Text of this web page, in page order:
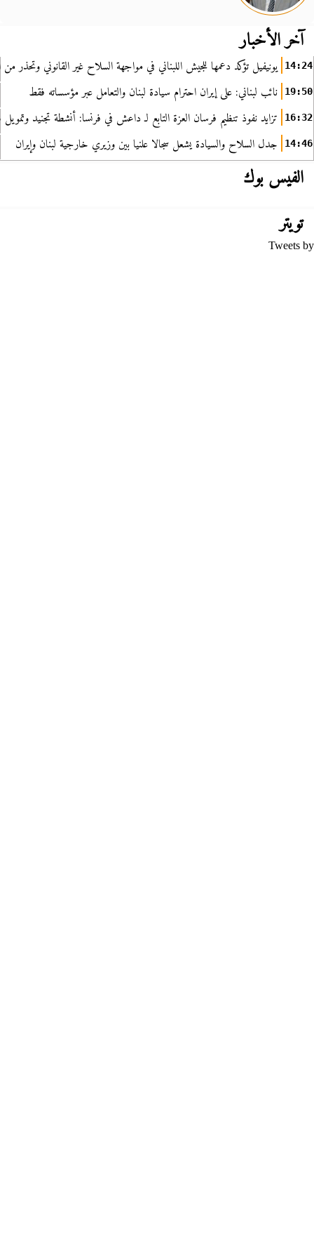
آخر الأخبار
14:24 يونيفيل تؤكد دعمها للجيش اللبناني في مواجهة السلاح غير القانوني وتحذر من
19:50 نائب لبناني: على إيران احترام سيادة لبنان والتعامل عبر مؤسساته فقط
16:32 تزايد نفوذ تنظيم فرسان العزة التابع لـ داعش في فرنسا: أنشطة تجنيد
14:46 جدل السلاح والسيادة يشعل سجالا علنيا بين وزيري خارجية لبنان وإيران
الفيس بوك
تويتر
Tweets by